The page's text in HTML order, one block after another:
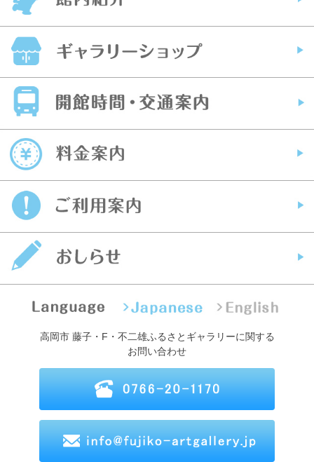
高岡市 藤子・F・不二雄ふるさとギャラリーに関する
お問い合わせ